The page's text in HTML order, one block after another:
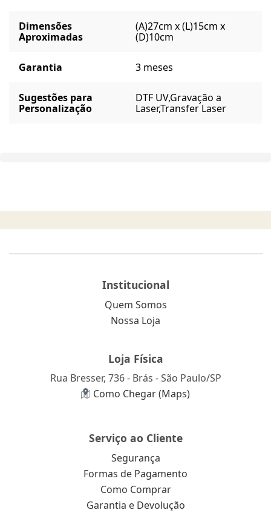
Dimensões
Aproximadas
(A)27cm x (L)15cm x
(D)10cm
Garantia 3 meses
Sugestões para
Personalização
DTF UV,Gravação a
Laser,Transfer Laser
Institucional
Quem Somos
Nossa Loja
Loja Física
Rua Bresser, 736 - Brás - São Paulo/SP
Como Chegar (Maps)
Serviço ao Cliente
Segurança
Formas de Pagamento
Como Comprar
Garantia e Devolução